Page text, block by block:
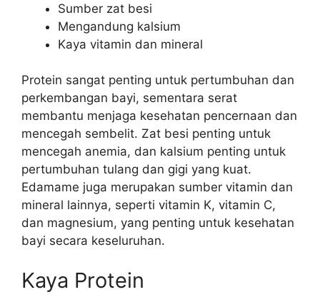
Sumber zat besi
Mengandung kalsium
Kaya vitamin dan mineral
Protein sangat penting untuk pertumbuhan dan
perkembangan bayi, sementara serat
membantu menjaga kesehatan pencernaan dan
mencegah sembelit. Zat besi penting untuk
mencegah anemia, dan kalsium penting untuk
pertumbuhan tulang dan gigi yang kuat.
Edamame juga merupakan sumber vitamin dan
mineral lainnya, seperti vitamin K, vitamin C,
dan magnesium, yang penting untuk kesehatan
bayi secara keseluruhan.
Kaya Protein